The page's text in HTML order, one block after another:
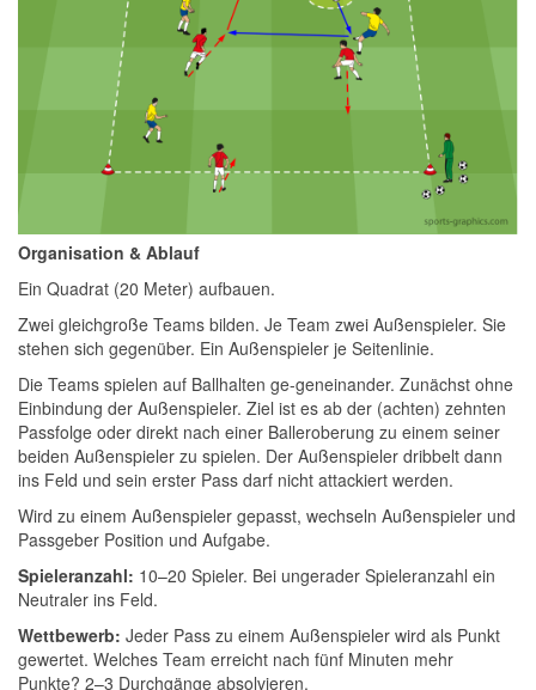
Organisation & Ablauf
Ein Quadrat (20 Meter) aufbauen.
Zwei gleichgroße Teams bilden. Je Team zwei Außenspieler. Sie
stehen sich gegenüber. Ein Außenspieler je Seitenlinie.
Die Teams spielen auf Ballhalten ge-geneinander. Zunächst ohne
Einbindung der Außenspieler. Ziel ist es ab der (achten) zehnten
Passfolge oder direkt nach einer Balleroberung zu einem seiner
beiden Außenspieler zu spielen. Der Außenspieler dribbelt dann
ins Feld und sein erster Pass darf nicht attackiert werden.
Wird zu einem Außenspieler gepasst, wechseln Außenspieler und
Passgeber Position und Aufgabe.
Spieleranzahl: 10–20 Spieler. Bei ungerader Spieleranzahl ein
Neutraler ins Feld.
Wettbewerb: Jeder Pass zu einem Außenspieler wird als Punkt
gewertet. Welches Team erreicht nach fünf Minuten mehr
Punkte? 2–3 Durchgänge absolvieren.